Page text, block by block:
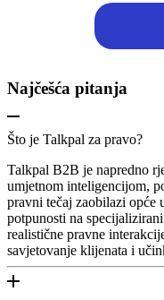
Najčešća pitanja
Što je Talkpal za pravo?
Talkpal B2B je napredno
umjetnom inteligencijom,
pravni tečaj zaobilazi opće
potpunosti na
realistične pravne
savjetovanje klijenata i